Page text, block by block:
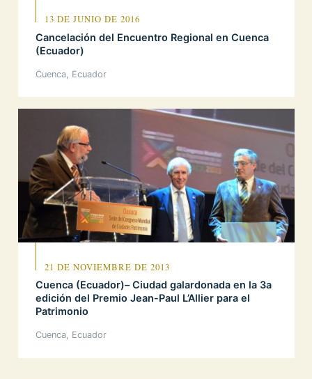
13 DE JUNIO DE 2016
Cancelación del Encuentro Regional en Cuenca
(Ecuador)
Cuenca, Ecuador
21 DE NOVIEMBRE DE 2013
Cuenca (Ecuador)– Ciudad galardonada en la 3a
edición del Premio Jean-Paul L’Allier para el
Patrimonio
Cuenca, Ecuador